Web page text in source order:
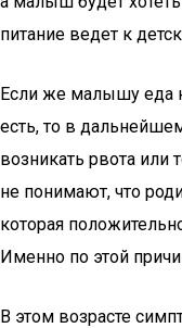
питание ведет к
Если же малышу еда
есть, то в
возникать рвота или
не понимают, что
которая
Именно по этой
В этом возрасте